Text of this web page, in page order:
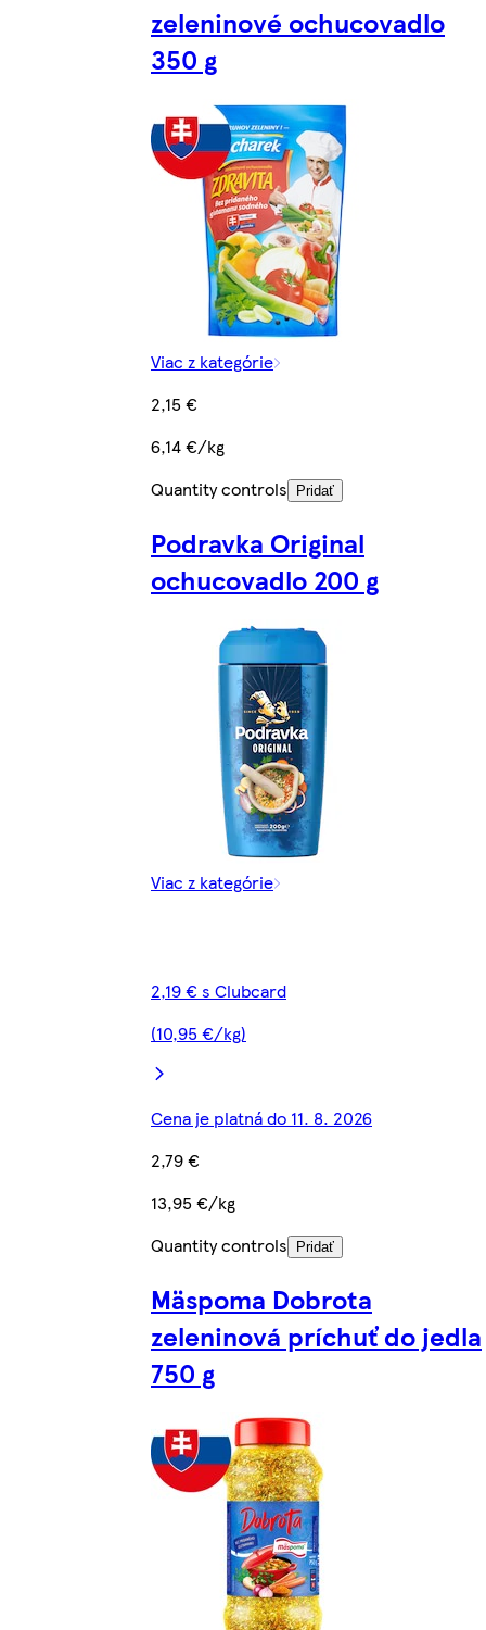
zeleninové ochucovadlo
350 g
Viac z kategórie
2,15 €
6,14 €/kg
Quantity controls
Pridať
Podravka Original
ochucovadlo 200 g
Viac z kategórie
2,19 € s Clubcard
(10,95 €/kg)
Cena je platná do 11. 8. 2026
2,79 €
13,95 €/kg
Quantity controls
Pridať
Mäspoma Dobrota
zeleninová príchuť do jedla
750 g